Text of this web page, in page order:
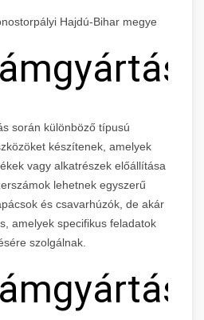
Hajdú-Bihar megye
során különböző típusú
készítenek, amelyek
vagy alkatrészek előállítása
lehetnek egyszerű
és csavarhúzók, de akár
amelyek specifikus feladatok
szolgálnak.